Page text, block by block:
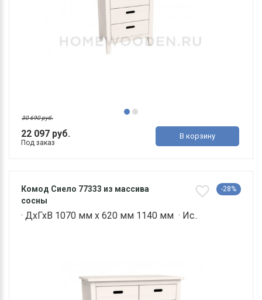
22 097 руб.
30 690 руб.
Под заказ
В корзину
Комод Сиело 77333 из массива
сосны
-28%
· ДхГхВ 1070 мм х 620 мм 1140 мм · Ис..